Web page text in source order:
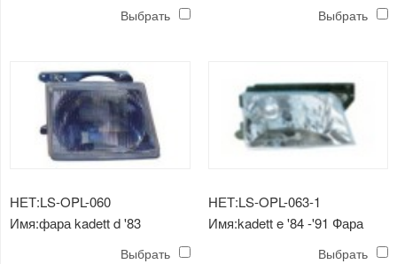
Выбрать Выбрать
НЕТ:LS-OPL-060
Имя:фара kadett d '83
Выбрать
НЕТ:LS-OPL-063-1
Имя:kadett e '84 -'91 Фара
Выбрать